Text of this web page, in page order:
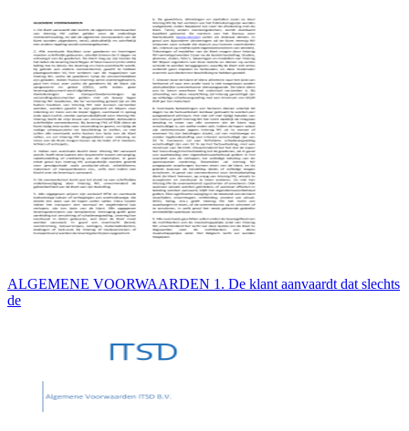
ALGEMENE VOORWAARDEN 1. De klant aanvaardt dat slechts
de